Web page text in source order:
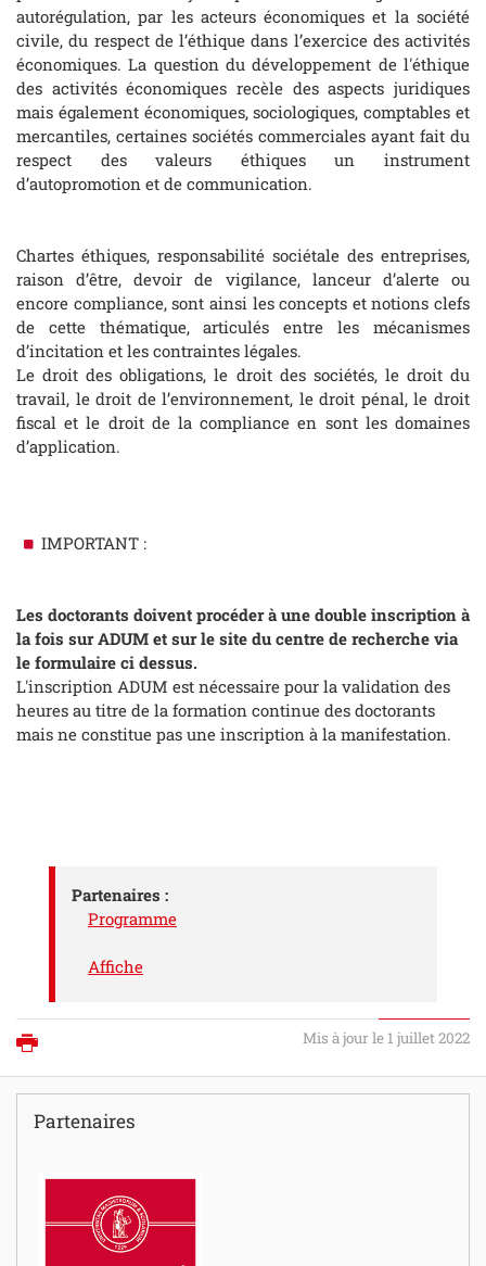
autorégulation, par les acteurs économiques et la société
civile, du respect de l’éthique dans l’exercice des activités
économiques. La question du développement de l'éthique
des activités économiques recèle des aspects juridiques
mais également économiques, sociologiques, comptables et
mercantiles, certaines sociétés commerciales ayant fait du
respect des valeurs éthiques un instrument
d’autopromotion et de communication.
Chartes éthiques, responsabilité sociétale des entreprises,
raison d’être, devoir de vigilance, lanceur d’alerte ou
encore compliance, sont ainsi les concepts et notions clefs
de cette thématique, articulés entre les mécanismes
d’incitation et les contraintes légales.
Le droit des obligations, le droit des sociétés, le droit du
travail, le droit de l’environnement, le droit pénal, le droit
fiscal et le droit de la compliance en sont les domaines
d’application.
IMPORTANT :
Les doctorants doivent procéder à une double inscription à
la fois sur ADUM et sur le site du centre de recherche via
le formulaire ci dessus.
L'inscription ADUM est nécessaire pour la validation des
heures au titre de la formation continue des doctorants
mais ne constitue pas une inscription à la manifestation.
Partenaires :
Programme
Affiche
Mis à jour le 1 juillet 2022
Partenaires